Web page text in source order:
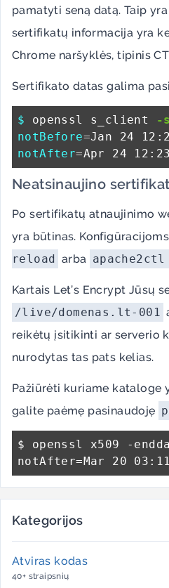
pamatyti seną datą. Taip
sertifikatų informacija yra
Chrome naršyklės, tipinis
Sertifikato datas galima
$ openssl s_client -
notBefore=
notAfter=
Neatsinaujino
Po sertifikatų atnaujinimo
yra būtinas.
reload arba
Kartais Let’s Encrypt Jūsų
/live/domenas.lt-001
reikėtų įsitikinti ar serverio
nurodytas tas pats kelias.
Pažiūrėti kuriame kataloge
galite paėmę pasinaudoję
$ openssl x509 -
Kategorijos
Atviras kodas
40+ straipsnių